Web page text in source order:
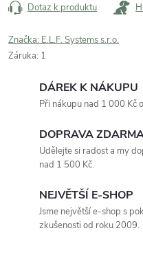
Dotaz k produktu
Značka: E.L.F. Systems s.r.o.
Záruka: 1
DÁREK K NÁKUPU
Při nákupu nad 1 000 Kč
DOPRAVA
Udělejte si radost a my
nad 1 500 Kč.
NEJVĚTŠÍ E-SHOP
Jsme největší e-shop s
zkušenosti od roku 2009.